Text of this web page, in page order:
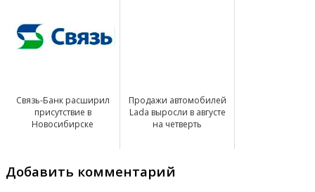
Связь-Банк расширил
присутствие в
Новосибирске
Продажи автомобилей
Lada выросли в августе
на четверть
Добавить комментарий